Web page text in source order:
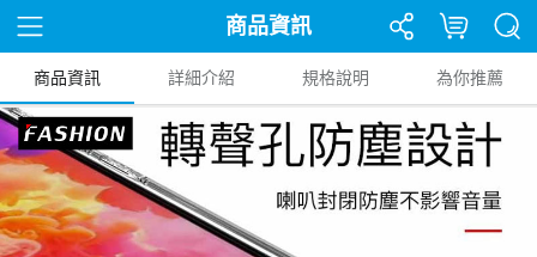
商品資訊
商品資訊 詳細介紹 規格說明 為你推薦